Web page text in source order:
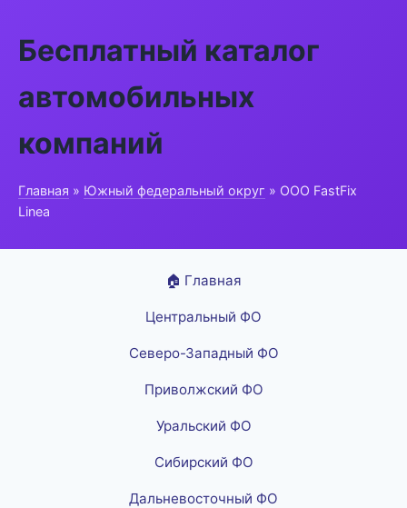
Бесплатный каталог
автомобильных
компаний
Главная » Южный федеральный округ » ООО FastFix
Linea
🏠 Главная
Центральный ФО
Северо-Западный ФО
Приволжский ФО
Уральский ФО
Сибирский ФО
Дальневосточный ФО